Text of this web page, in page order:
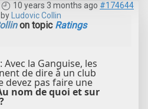
10 years 3 months ago #174644
by
Ludovic Collin
on topic Ratings
Avec la Ganguise, les
de dire à un club
devez pas faire une
nom de quoi et sur